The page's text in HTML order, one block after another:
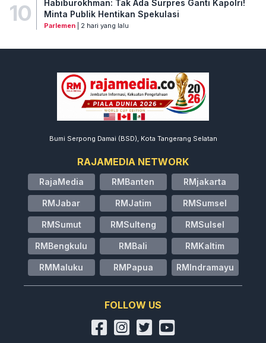
10
Habiburokhman: Tak Ada Surpres Ganti Kapolri!
Minta Publik Hentikan Spekulasi
Parlemen| 2 hari yang lalu
Bumi Serpong Damai (BSD), Kota Tangerang Selatan
RAJAMEDIA NETWORK
RajaMedia RMBanten RMjakarta
RMJabar RMJatim RMSumsel
RMSumut RMSulteng RMSulsel
RMBengkulu RMBali RMKaltim
RMMaluku RMPapua RMIndramayu
FOLLOW US